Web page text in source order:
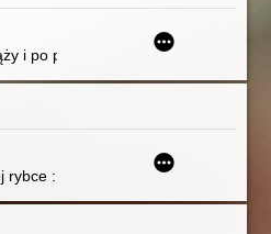
sobie z depresją, stresem i
i po porodzie : przyczyny, objawy,
rybce : karty do teatru narracyjnego